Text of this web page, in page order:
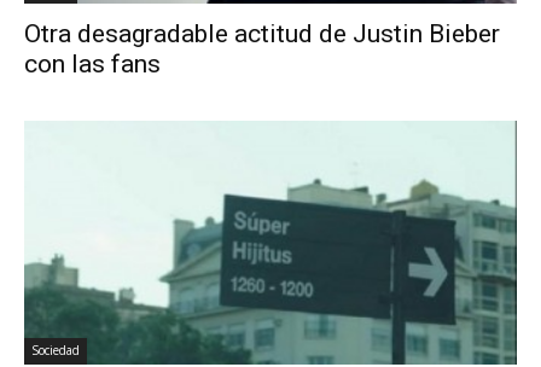
Otra desagradable actitud de Justin Bieber
con las fans
Sociedad